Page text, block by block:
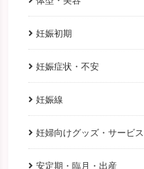
妊娠初期
妊娠症状・不安
妊娠線
妊婦向けグッズ・サービス
安定期・臨月・出産